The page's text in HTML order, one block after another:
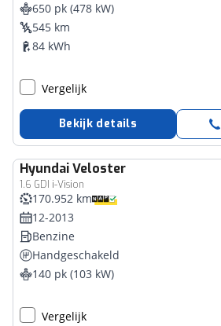
650 pk (478 kW)
545 km
84 kWh
Vergelijk
Bekijk details
HyundaiVeloster
1.6 GDI i-Vision
170.952 km
12-2013
Benzine
Handgeschakeld
140 pk (103 kW)
Vergelijk